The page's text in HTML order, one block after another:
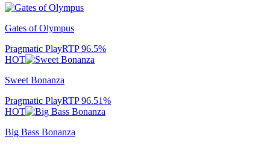
Gates of Olympus
Pragmatic PlayRTP96.5%
HOT
Sweet Bonanza
Pragmatic PlayRTP96.51%
HOT
Big Bass Bonanza